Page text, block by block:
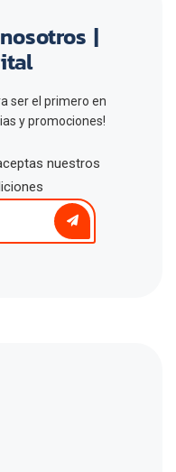
|
ser el primero en
y promociones!
nuestros